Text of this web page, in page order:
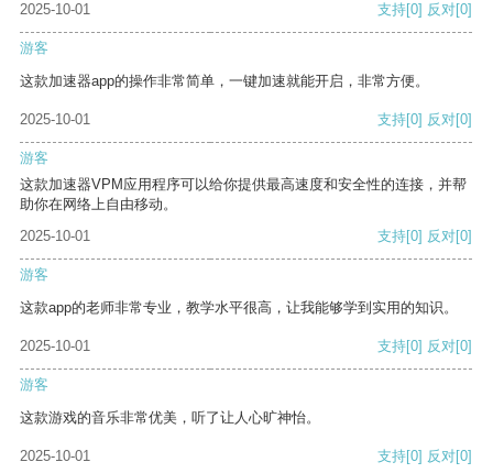
2025-10-01 支持[0] 反对[0]
游客
这款加速器app的操作非常简单，一键加速就能开启，非常方便。
2025-10-01 支持[0] 反对[0]
游客
这款加速器VPM应用程序可以给你提供最高速度和安全性的连接，并帮
助你在网络上自由移动。
2025-10-01
支持[0] 反对[0]
游客
这款app的老师非常专业，教学水平很高，让我能够学到实用的知识。
2025-10-01 支持[0] 反对[0]
游客
这款游戏的音乐非常优美，听了让人心旷神怡。
2025-10-01 支持[0] 反对[0]